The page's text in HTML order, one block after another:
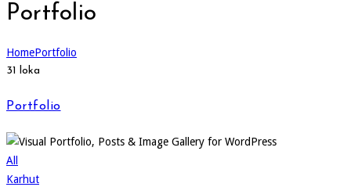
Portfolio
HomePortfolio
31 loka
Portfolio
All
Karhut